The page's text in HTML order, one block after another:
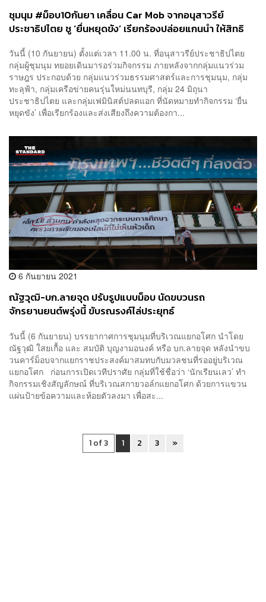
ชุมนุม #ม็อบ10กันยา เคลื่อน Car Mob จากอนุสาวรีย์
ประชาธิปไตย ชู ‘ยื่นหยุดขัง’ เรียกร้องปล่อยแกนนำ ให้สิทธิ
วันนี้ (10 กันยายน) ตั้งแต่เวลา 11.00 น. ที่อนุสาวรีย์ประชาธิปไตย
กลุ่มผู้ชุมนุม ทยอยเดินมารอร่วมกิจกรรม ภายหลังจากกลุ่มแนวร่วม
ราษฎร ประกอบด้วย กลุ่มแนวร่วมธรรมศาสตร์และการชุมนุม, กลุ่ม
ทะลุฟ้า, กลุ่มเครือข่ายคนรุ่นใหม่นนทบุรี, กลุ่ม 24 มิถุนา
ประชาธิปไตย และกลุ่มเฟมินิสต์ปลดแอก ที่นัดหมายทำกิจกรรม ‘ยื่น
หยุดขัง’ เพื่อเรียกร้องและส่งเสียงถึงความต้องกา...
6 กันยายน 2021
ณัฐวุฒิ-บก.ลายจุด ปรับรูปแบบม็อบ นัดขบวนรถ
จักรยานยนต์พรุ่งนี้ ขับรณรงค์ไล่ประยุทธ์
วันนี้ (6 กันยายน) บรรยากาศการชุมนุมที่บริเวณแยกอโศก นำโดย
ณัฐวุฒิ ใสยเกื้อ และ สมบัติ บุญงามอนงค์ หรือ บก.ลายจุด หลังนำขบ
วนคาร์ม็อบจากแยกราชประสงค์มาสมทบกับมวลชนที่รออยู่บริเวณ
แยกอโศก ก่อนการเปิดเวทีปราศัย กลุ่มที่ใช้ชื่อว่า ‘นักเรียนเลว’ ทำ
กิจกรรมเชิงสัญลักษณ์ ที่บริเวณสกายวอล์กแยกอโศก ด้วยการแขวน
แผ่นป้ายข้อความและห้อยตัวลงมา เพื่อสะ...
1 of 3 1 2 3 »